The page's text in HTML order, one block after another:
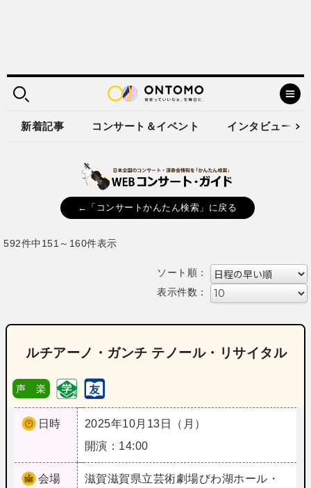
新着記事 コンサート＆イベント インタビュー
←「コンサートかんたん検索」に戻る
592件中151～160件表示
ソート順：
表示件数：
ルチアーノ・ガンチ テノール・リサイタル
声 楽
日時
2025年10月13日（月）
開演：14:00
会場 滋賀滋賀県立芸術劇場びわ湖ホール・